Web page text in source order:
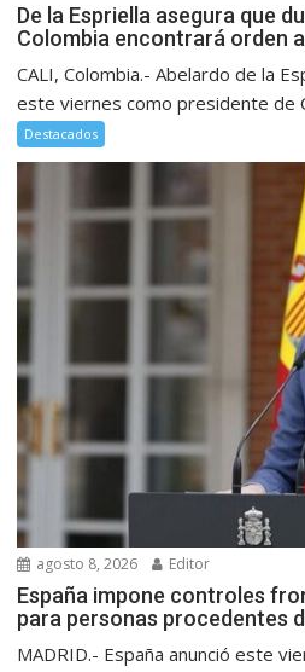
De la Espriella asegura que
Colombia encontrará orden
CALI, Colombia.- Abelardo de la
este viernes como presidente de
Destacados
agosto 8, 2026 Editor
España impone controles
para personas procedentes
MADRID.- España anunció este